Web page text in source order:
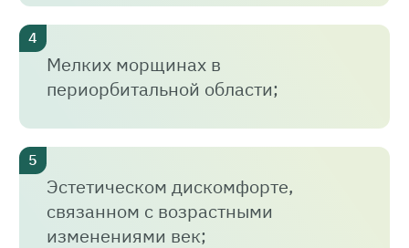
Мелких морщинах в
периорбитальной области;
Эстетическом дискомфорте,
связанном с возрастными
изменениями век;